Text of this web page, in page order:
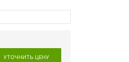
УТОЧНИТЬ ЦЕНУ